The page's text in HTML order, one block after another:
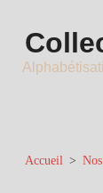
Accueil >